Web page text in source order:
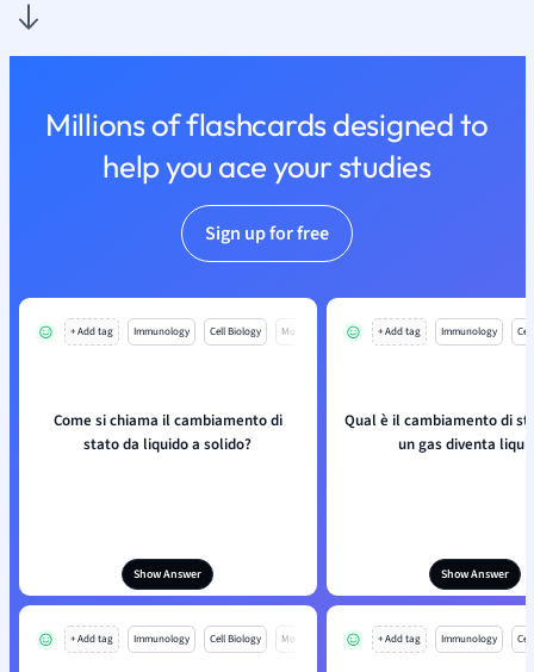
Millions of flashcards designed to
help you ace your studies
Sign up for free
+ Add tag Immunology Cell Biology Mo
Come si chiama il cambiamento di
stato da liquido a solido?
Show Answer
+ Add tag Immunology
Qual è il cambiamento di
un gas diventa
Show Answer
+ Add tag Immunology Cell Biology Mo + Add tag Immunology